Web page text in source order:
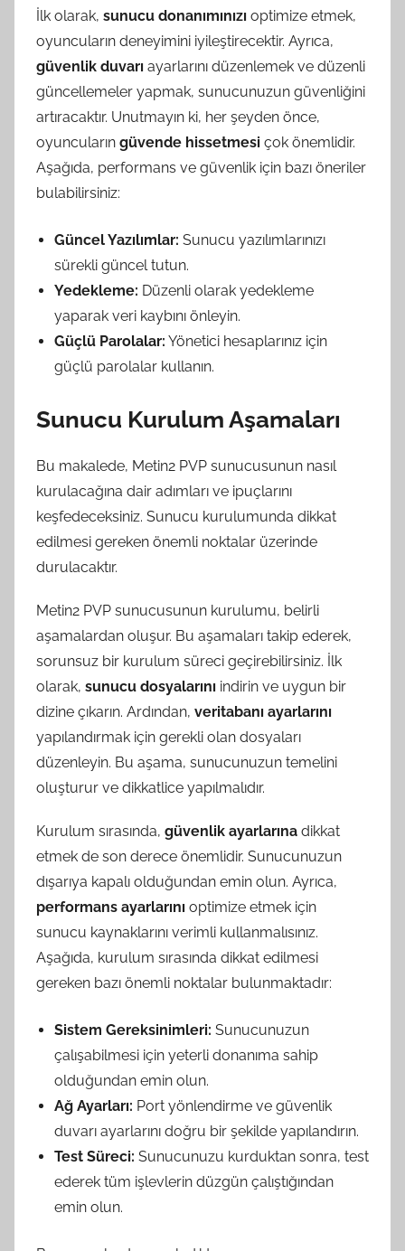
İlk olarak, sunucu donanımınızı optimize etmek,
oyuncuların deneyimini iyileştirecektir. Ayrıca,
güvenlik duvarı ayarlarını düzenlemek ve düzenli
güncellemeler yapmak, sunucunuzun güvenliğini
artıracaktır. Unutmayın ki, her şeyden önce,
oyuncuların güvende hissetmesi çok önemlidir.
Aşağıda, performans ve güvenlik için bazı öneriler
bulabilirsiniz:
Güncel Yazılımlar: Sunucu yazılımlarınızı
sürekli güncel tutun.
Yedekleme: Düzenli olarak yedekleme
yaparak veri kaybını önleyin.
Güçlü Parolalar: Yönetici hesaplarınız için
güçlü parolalar kullanın.
Sunucu Kurulum Aşamaları
Bu makalede, Metin2 PVP sunucusunun nasıl
kurulacağına dair adımları ve ipuçlarını
keşfedeceksiniz. Sunucu kurulumunda dikkat
edilmesi gereken önemli noktalar üzerinde
durulacaktır.
Metin2 PVP sunucusunun kurulumu, belirli
aşamalardan oluşur. Bu aşamaları takip ederek,
sorunsuz bir kurulum süreci geçirebilirsiniz. İlk
olarak, sunucu dosyalarını indirin ve uygun bir
dizine çıkarın. Ardından, veritabanı ayarlarını
yapılandırmak için gerekli olan dosyaları
düzenleyin. Bu aşama, sunucunuzun temelini
oluşturur ve dikkatlice yapılmalıdır.
Kurulum sırasında, güvenlik ayarlarına dikkat
etmek de son derece önemlidir. Sunucunuzun
dışarıya kapalı olduğundan emin olun. Ayrıca,
performans ayarlarını optimize etmek için
sunucu kaynaklarını verimli kullanmalısınız.
Aşağıda, kurulum sırasında dikkat edilmesi
gereken bazı önemli noktalar bulunmaktadır:
Sistem Gereksinimleri: Sunucunuzun
çalışabilmesi için yeterli donanıma sahip
olduğundan emin olun.
Ağ Ayarları: Port yönlendirme ve güvenlik
duvarı ayarlarını doğru bir şekilde yapılandırın.
Test Süreci: Sunucunuzu kurduktan sonra, test
ederek tüm işlevlerin düzgün çalıştığından
emin olun.